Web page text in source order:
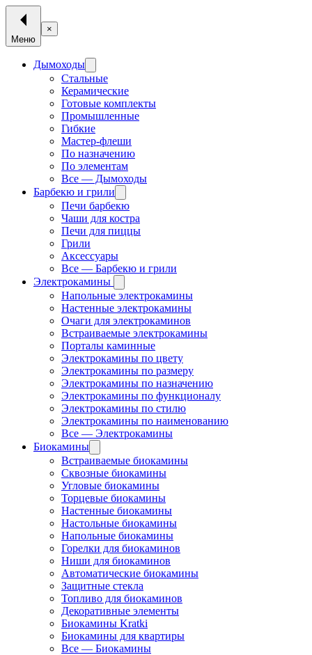
Меню
×
Дымоходы
Стальные
Керамические
Готовые комплекты
Промышленные
Гибкие
Мастер-флеши
По назначению
По элементам
Все — Дымоходы
Барбекю и грили
Печи барбекю
Чаши для костра
Печи для пиццы
Грили
Аксессуары
Все — Барбекю и грили
Электрокамины
Напольные электрокамины
Настенные электрокамины
Очаги для электрокаминов
Встраиваемые электрокамины
Порталы каминные
Электрокамины по цвету
Электрокамины по размеру
Электрокамины по назначению
Электрокамины по функционалу
Электрокамины по стилю
Электрокамины по наименованию
Все — Электрокамины
Биокамины
Встраиваемые биокамины
Сквозные биокамины
Угловые биокамины
Торцевые биокамины
Настенные биокамины
Настольные биокамины
Напольные биокамины
Горелки для биокаминов
Ниши для биокаминов
Автоматические биокамины
Защитные стекла
Топливо для биокаминов
Декоративные элементы
Биокамины Kratki
Биокамины для квартиры
Все — Биокамины